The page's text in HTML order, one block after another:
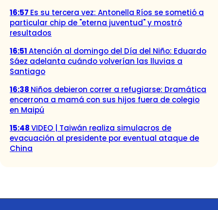
16:57 Es su tercera vez: Antonella Ríos se sometió a
particular chip de "eterna juventud" y mostró
resultados
16:51Atención al domingo del Día del Niño: Eduardo
Sáez adelanta cuándo volverían las lluvias a
Santiago
16:38 Niños debieron correr a refugiarse: Dramática
encerrona a mamá con sus hijos fuera de colegio
en Maipú
15:48VIDEO | Taiwán realiza simulacros de
evacuación al presidente por eventual ataque de
China